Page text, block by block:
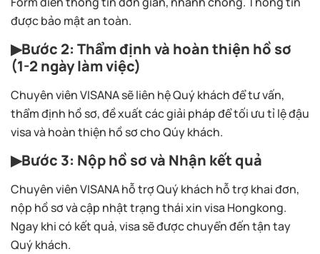
được bảo mật an toàn.
▶Bước 2: Thẩm định và hoàn thiện hồ sơ
(1-2 ngày làm việc)
Chuyên viên VISANA sẽ liên hệ Quý khách để tư vấn,
thẩm định hồ sơ, đề xuất các giải pháp để tối ưu tỉ lệ đậu
visa và hoàn thiện hồ sơ cho Qúy khách.
▶Bước 3: Nộp hồ sơ và Nhận kết quả
Chuyên viên VISANA hỗ trợ Quý khách hỗ trợ khai đơn,
nộp hồ sơ và cập nhật trạng thái xin visa Hongkong.
Ngay khi có kết quả, visa sẽ được chuyển đến tận tay
Quý khách.